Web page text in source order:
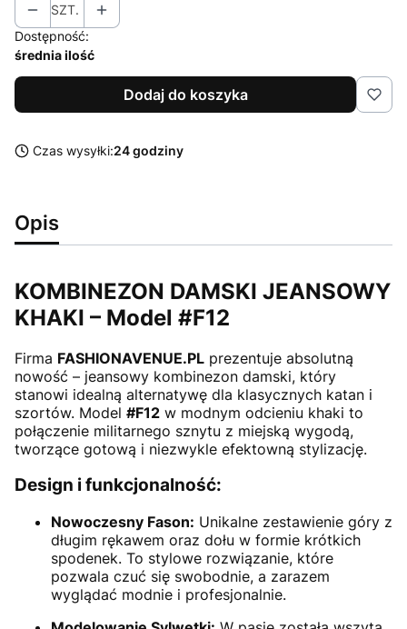
SZT.
Dostępność:
średnia ilość
Dodaj do koszyka
Czas wysyłki:24 godziny
Opis
KOMBINEZON DAMSKI JEANSOWY
KHAKI – Model #F12
Firma FASHIONAVENUE.PL prezentuje absolutną
nowość – jeansowy kombinezon damski, który
stanowi idealną alternatywę dla klasycznych katan i
szortów. Model #F12 w modnym odcieniu khaki to
połączenie militarnego sznytu z miejską wygodą,
tworzące gotową i niezwykle efektowną stylizację.
Design i funkcjonalność:
Nowoczesny Fason: Unikalne zestawienie góry z
długim rękawem oraz dołu w formie krótkich
spodenek. To stylowe rozwiązanie, które
pozwala czuć się swobodnie, a zarazem
wyglądać modnie i profesjonalnie.